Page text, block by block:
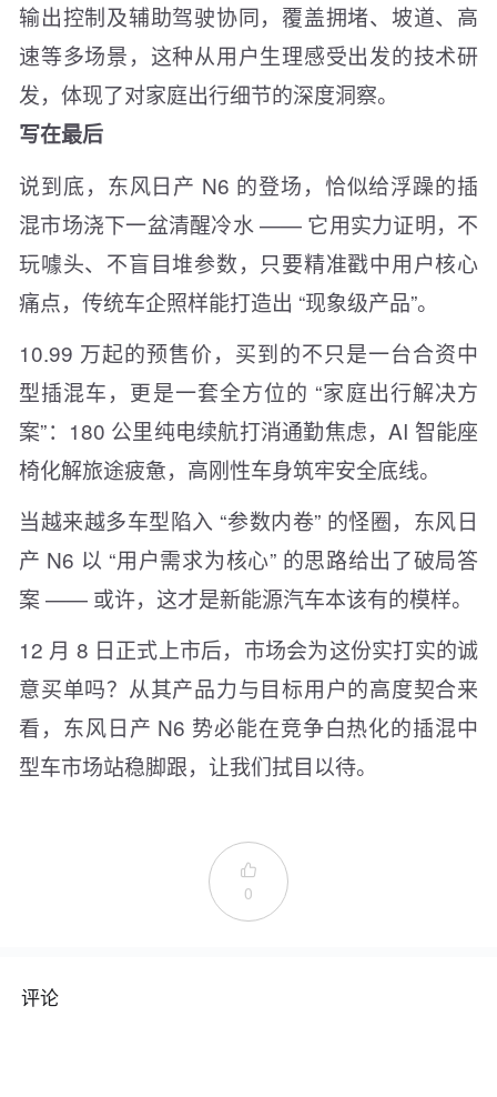
输出控制及辅助驾驶协同，覆盖拥堵、坡道、高
速等多场景，这种从用户生理感受出发的技术研
发，体现了对家庭出行细节的深度洞察。
写在最后
说到底， 东风日产 N6 的登场，恰似给浮躁的插
混市场浇下一盆清醒冷水 —— 它用实力证明，不
玩噱头、不盲目堆参数，只要精准戳中用户核心
痛点，传统车企照样能打造出 “现象级产品”。
10.99 万起的预售价，买到的不只是一台合资中
型插混车，更是一套全方位的 “家庭出行解决方
案”：180 公里纯电续航打消通勤焦虑，AI 智能座
椅化解旅途疲惫，高刚性车身筑牢安全底线。
当越来越多车型陷入 “参数内卷” 的怪圈， 东风日
产 N6 以 “用户需求为核心” 的思路给出了破局答
案 —— 或许，这才是新能源汽车本该有的模样。
12 月 8 日正式上市后，市场会为这份实打实的诚
意买单吗？从其产品力与目标用户的高度契合来
看，东风日产 N6 势必能在竞争白热化的插混中
型车市场站稳脚跟，让我们拭目以待。

0
评论